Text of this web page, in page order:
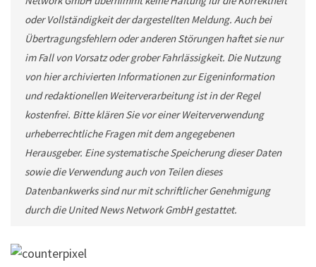
oder Vollständigkeit der dargestellten Meldung. Auch bei
Übertragungsfehlern oder anderen Störungen haftet sie nur
im Fall von Vorsatz oder grober Fahrlässigkeit. Die Nutzung
von hier archivierten Informationen zur Eigeninformation
und redaktionellen Weiterverarbeitung ist in der Regel
kostenfrei. Bitte klären Sie vor einer Weiterverwendung
urheberrechtliche Fragen mit dem angegebenen
Herausgeber. Eine systematische Speicherung dieser Daten
sowie die Verwendung auch von Teilen dieses
Datenbankwerks sind nur mit schriftlicher Genehmigung
durch die United News Network GmbH gestattet.